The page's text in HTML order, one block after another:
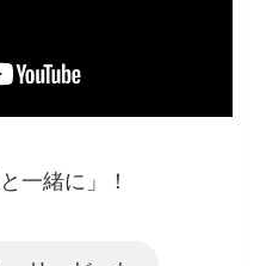
一緒に」！